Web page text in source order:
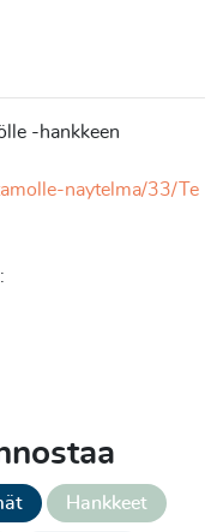
-hankkeen
naytelma/33/Te
Hankkeet